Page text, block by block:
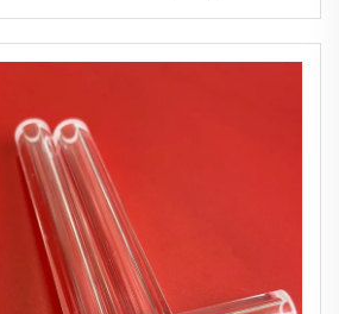
d'éclairage LED